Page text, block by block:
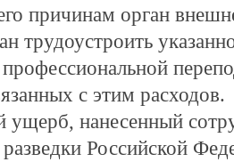
причинам орган
трудоустроить
с этим расходов.
нанесенный
Российской